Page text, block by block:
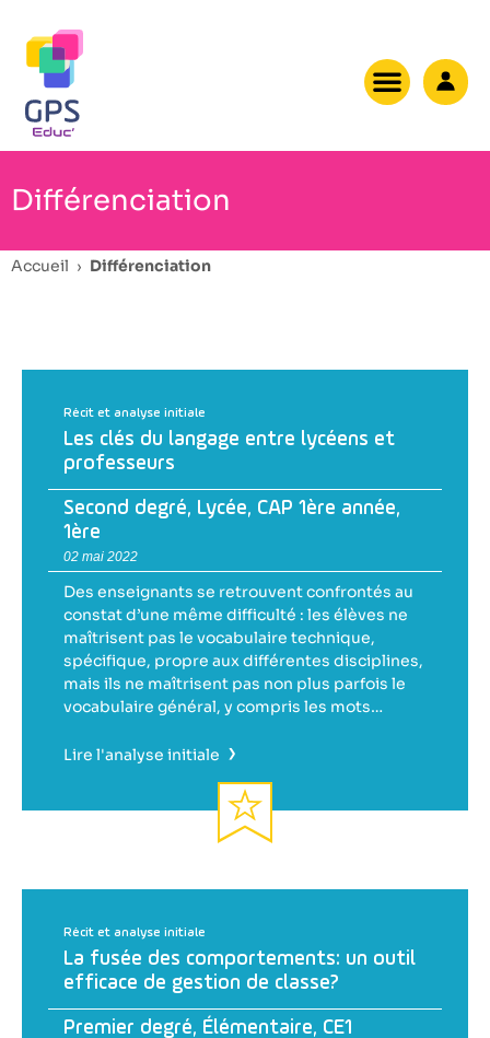
Différenciation
Accueil › Différenciation
Récit et analyse initiale
Les clés du langage entre lycéens et
professeurs
Second degré, Lycée, CAP 1ère année,
1ère
02 mai 2022
Des enseignants se retrouvent confrontés au
constat d’une même difficulté : les élèves ne
maîtrisent pas le vocabulaire technique,
spécifique, propre aux différentes disciplines,
mais ils ne maîtrisent pas non plus parfois le
vocabulaire général, y compris les mots…
Lire l'analyse initiale ›
Récit et analyse initiale
La fusée des comportements: un outil
efficace de gestion de classe?
Premier degré, Élémentaire, CE1